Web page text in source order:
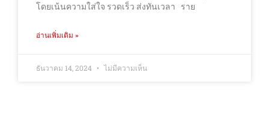
โดยเน้นความใส่ใจ รวดเร็ว ส่งทันเวลา ราย
อ่านเพิ่มเติม »
ธันวาคม 14, 2024 ไม่มีความเห็น